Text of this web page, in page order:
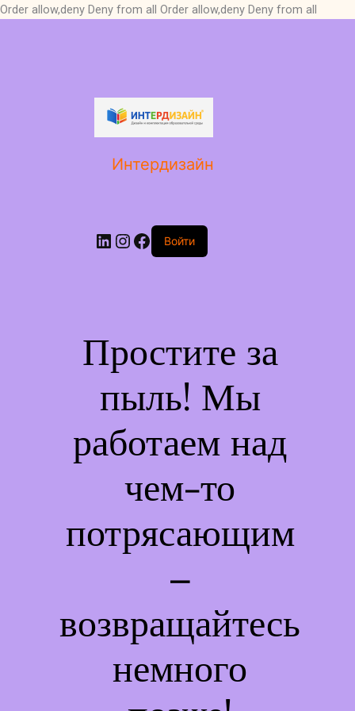
Order allow,deny Deny from all Order allow,deny Deny from all
Интердизайн
LinkedIn
Instagram
Facebook
Войти
Простите за
пыль! Мы
работаем над
чем-то
потрясающим
–
возвращайтесь
немного